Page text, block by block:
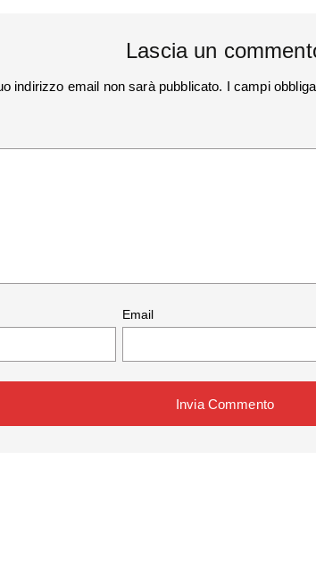
Lascia un
indirizzo email non sarà pubblicato. I campi
Email